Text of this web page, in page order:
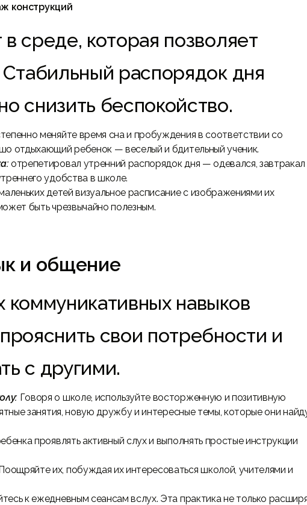
конструкций
среде, которая позволяет
распорядок дня
снизить беспокойство.
меняйте время сна и пробуждения в соответствии со
отдыхающий ребенок — веселый и бдительный ученик.
отрепетировал утренний распорядок дня — одевался, завтракал
удобства в школе.
детей визуальное расписание с изображениями их
быть чрезвычайно полезным.
и общение
коммуникативных навыков
свои потребности и
с другими.
Говоря о школе, используйте восторженную и позитивную
занятия, новую дружбу и интересные темы, которые они
проявлять активный слух и выполнять простые инструкции
их, побуждая их интересоваться школой, учителями и
к ежедневным сеансам вслух. Эта практика не только